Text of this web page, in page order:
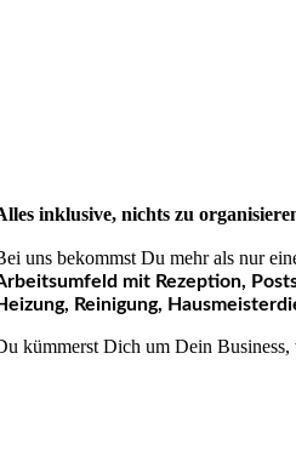
inklusive, nichts zu
uns bekommst Du mehr als nur
mit Rezeption,
Reinigung,
kümmerst Dich um Dein Business,